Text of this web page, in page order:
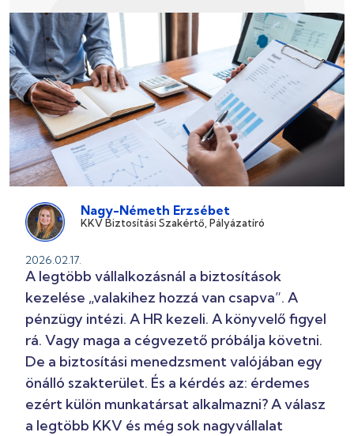
Nagy-Németh Erzsébet
KKV Biztosítási Szakértő, Pályázatíró
2026.02.17.
A legtöbb vállalkozásnál a biztosítások
kezelése „valakihez hozzá van csapva”. A
pénzügy intézi. A HR kezeli. A könyvelő figyel
rá. Vagy maga a cégvezető próbálja követni.
De a biztosítási menedzsment valójában egy
önálló szakterület. És a kérdés az: érdemes
ezért külön munkatársat alkalmazni? A válasz
a legtöbb KKV és még sok nagyvállalat